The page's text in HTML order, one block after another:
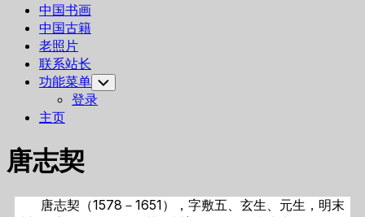
中国书画
中国古籍
老照片
联系站长
功能菜单 Toggle
Child
Menu
登录
主页
唐志契
唐志契（1578－1651），字敷五、玄生、元生，明末